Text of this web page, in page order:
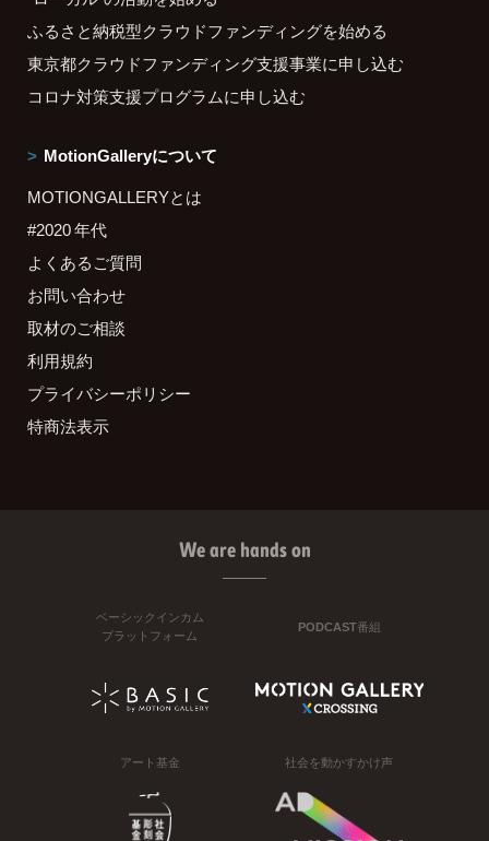
ふるさと納税型クラウドファンディングを始める
東京都クラウドファンディング支援事業に申し込む
コロナ対策支援プログラムに申し込む
MotionGalleryについて
MOTIONGALLERYとは
#2020 年代
よくあるご質問
お問い合わせ
取材のご相談
利用規約
プライバシーポリシー
特商法表示
We are hands on
ベーシックインカム
プラットフォーム
PODCAST番組
アート基金 社会を動かすかけ声